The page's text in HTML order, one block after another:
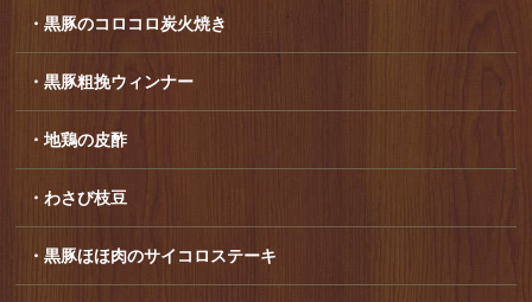
・黒豚のコロコロ炭火焼き
・黒豚粗挽ウィンナー
・地鶏の皮酢
・わさび枝豆
・黒豚ほほ肉のサイコロステーキ